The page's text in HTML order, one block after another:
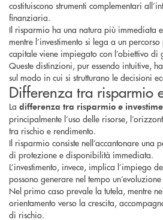
costituiscono strumenti complementari
finanziaria.
Il risparmio ha una natura più immediata
mentre l’investimento si lega a un
capitale viene impiegato con l’obiettivo di
Queste distinzioni, pur essendo intuitive,
sul modo in cui si strutturano le decisioni
Differenza tra risparmio
La differenza tra risparmio e
principalmente l’uso delle risorse,
tra rischio e rendimento.
Il risparmio consiste nell’accantonare una
di protezione e disponibilità immediata.
L’investimento, invece, implica l’impiego
possono generare nel tempo
Nel primo caso prevale la tutela, mentre
orientamento verso la crescita,
di rischio.